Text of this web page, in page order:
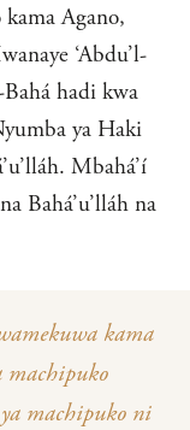
Agano,
‘Abdu’l-
hadi kwa
ya Haki
Mbahá’í
Bahá’u’lláh na
kama
machipuko ni